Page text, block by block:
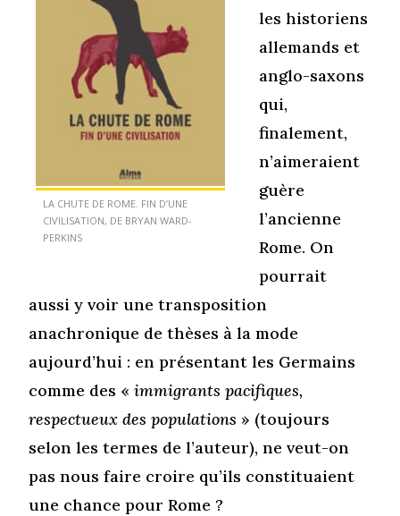
LA CHUTE DE ROME. FIN D’UNE
CIVILISATION, DE BRYAN WARD-
PERKINS
les historiens
allemands et
anglo-saxons
qui,
finalement,
n’aimeraient
guère
l’ancienne
Rome. On
pourrait
aussi y voir une transposition
anachronique de thèses à la mode
aujourd’hui : en présentant les Germains
comme des «immigrants pacifiques,
respectueux des populations » (toujours
selon les termes de l’auteur), ne veut-on
pas nous faire croire qu’ils constituaient
une chance pour Rome ?